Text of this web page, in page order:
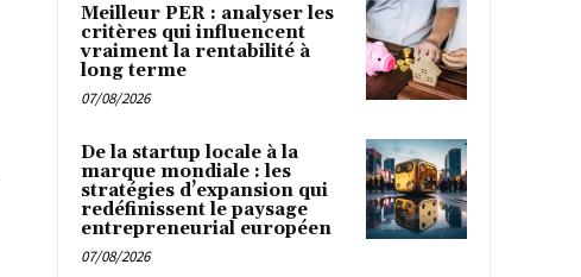
Meilleur PER : analyser les
critères qui influencent
vraiment la rentabilité à
long terme
07/08/2026
De la startup locale à la
marque mondiale : les
stratégies d’expansion qui
redéfinissent le paysage
entrepreneurial européen
07/08/2026